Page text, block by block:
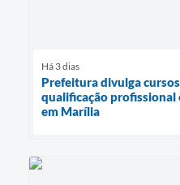
Há 3 dias
Prefeitura divulga
qualificação profissional
em Marília